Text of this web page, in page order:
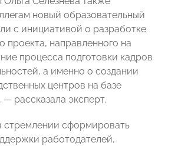
новый образовательный
с инициативой о разработке
проекта, направленного на
процесса подготовки кадров
а именно о создании
центров на базе
рассказала эксперт.
стремлении сформировать
работодателей,